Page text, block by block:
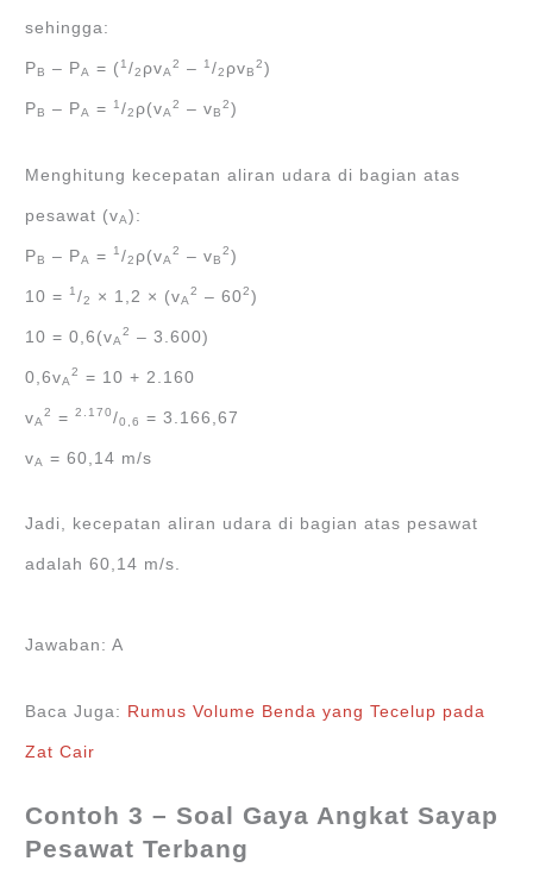
sehingga:
PB – PA = (1 /2 ρvA
2 – 1 /2 ρvB
2)
PB – PA = 1 /2 ρ(vA
2 – vB
2)
Menghitung kecepatan aliran udara di bagian atas
pesawat (vA):
PB – PA = 1/2 ρ(vA
2 – vB
2)
10 = 1/2 × 1,2 × (vA
2 – 602)
10 = 0,6(vA
2 – 3.600)
0,6vA
2 = 10 + 2.160
vA
2 =2.170/0,6 = 3.166,67
vA = 60,14 m/s
Jadi, kecepatan aliran udara di bagian atas pesawat
adalah 60,14 m/s.
Jawaban: A
Baca Juga: Rumus Volume Benda yang Tecelup pada
Zat Cair
Contoh 3 – Soal Gaya Angkat Sayap
Pesawat Terbang